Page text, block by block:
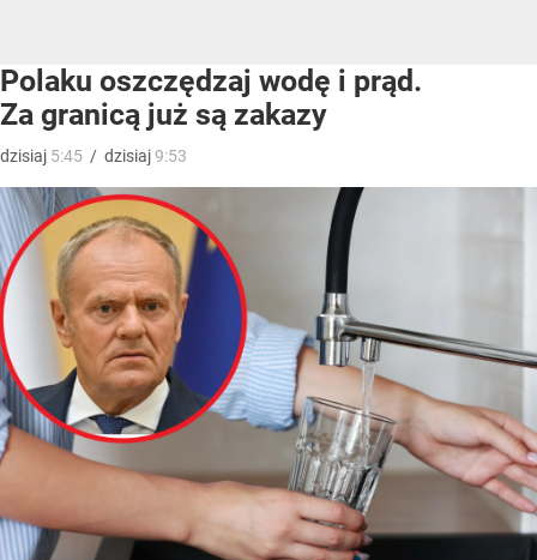
Polaku oszczędzaj wodę i prąd.
Za granicą już są zakazy
dzisiaj 5:45 / dzisiaj9:53